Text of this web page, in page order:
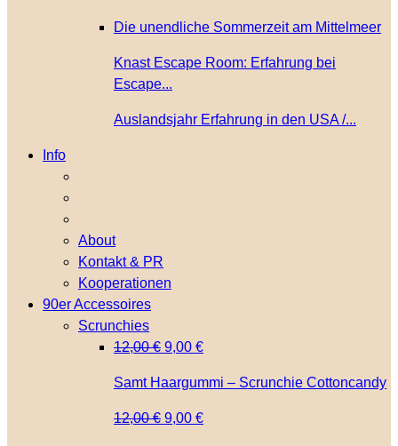
Die unendliche Sommerzeit am Mittelmeer
Knast Escape Room: Erfahrung bei
Escape...
Auslandsjahr Erfahrung in den USA /...
Info
About
Kontakt & PR
Kooperationen
90er Accessoires
Scrunchies
12,00€ Ursprünglicher
war:
12,00 €
9,00 €Aktueller
ist:
9,00 €.
Samt Haargummi – Scrunchie Cottoncandy
12,00€ Ursprünglicher
9,00 €Aktueller